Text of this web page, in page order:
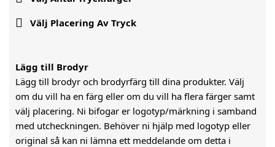
 Välj Placering Av Tryck
Lägg till Brodyr
Lägg till brodyr och brodyrfärg till dina produkter. Välj
om du vill ha en färg eller om du vill ha flera färger samt
välj placering. Ni bifogar er logotyp/märkning i samband
med utcheckningen. Behöver ni hjälp med logotyp eller
original så kan ni lämna ett meddelande om detta i